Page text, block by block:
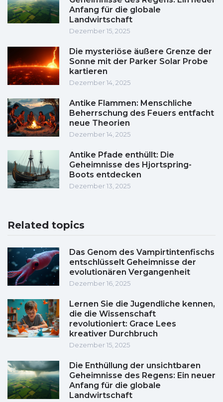
Anfang für die globale
Landwirtschaft
Dezember 15, 2025
Die mysteriöse äußere Grenze der
Sonne mit der Parker Solar Probe
kartieren
Dezember 14, 2025
Antike Flammen: Menschliche
Beherrschung des Feuers entfacht
neue Theorien
Dezember 14, 2025
Antike Pfade enthüllt: Die
Geheimnisse des Hjortspring-
Boots entdecken
Dezember 13, 2025
Related topics
Das Genom des Vampirtintenfischs
entschlüsselt Geheimnisse der
evolutionären Vergangenheit
Dezember 16, 2025
Lernen Sie die Jugendliche kennen,
die die Wissenschaft
revolutioniert: Grace Lees
kreativer Durchbruch
Dezember 15, 2025
Die Enthüllung der unsichtbaren
Geheimnisse des Regens: Ein neuer
Anfang für die globale
Landwirtschaft